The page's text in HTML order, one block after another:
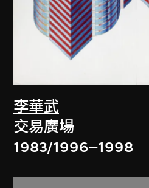
李華武
交易廣場
1983/1996–1998